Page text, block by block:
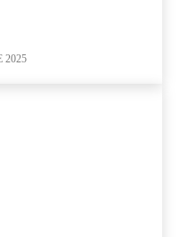
2025